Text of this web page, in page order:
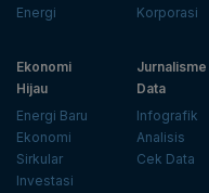
Energi
Korporasi
Ekonomi
Hijau
Energi Baru
Ekonomi
Sirkular
Investasi
Jurnalisme
Data
Infografik
Analisis
Cek Data